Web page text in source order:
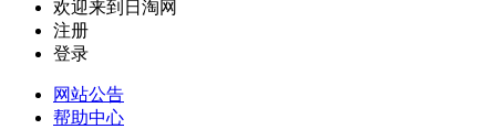
欢迎来到日淘网
注册
登录
网站公告
帮助中心